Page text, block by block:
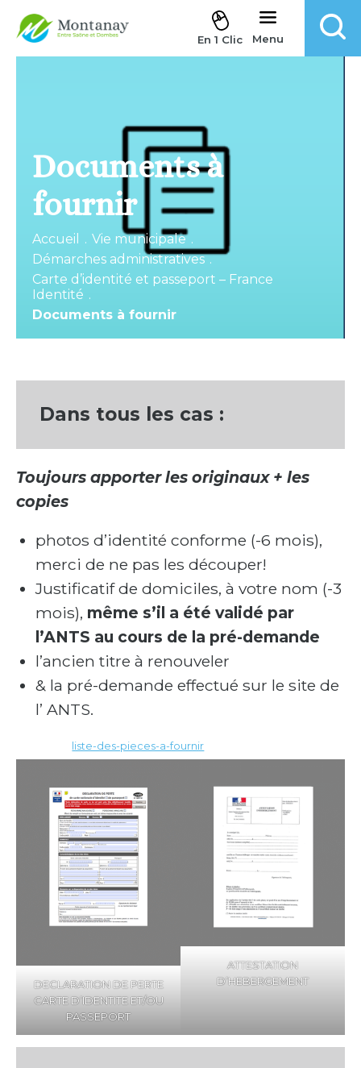
Aller au contenu
En 1 Clic Menu
Documents à
fournir
Accueil . Vie municipale .
Démarches administratives .
Carte d’identité et passeport – France
Identité .
Documents à fournir
Dans tous les cas :
Toujours apporter les originaux + les
copies
photos d’identité conforme (-6 mois),
merci de ne pas les découper!
Justificatif de domiciles, à votre nom (-3
mois), même s’il a été validé par
l’ANTS au cours de la pré-demande
l’ancien titre à renouveler
& la pré-demande effectué sur le site de
l’ ANTS.
liste-des-pieces-a-fournir
DECLARATION DE PERTE
CARTE D’IDENTITE ET/OU
PASSEPORT
ATTESTATION
D’HEBERGEMENT